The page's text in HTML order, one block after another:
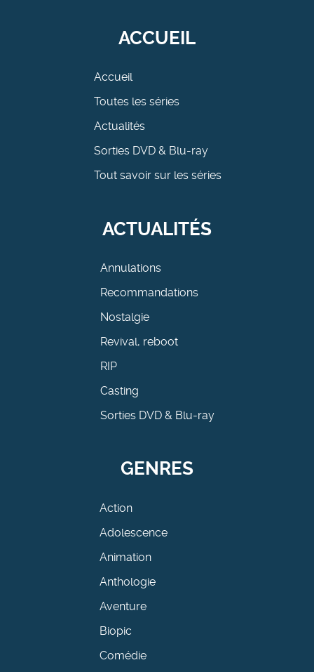
ACCUEIL
Accueil
Toutes les séries
Actualités
Sorties DVD & Blu-ray
Tout savoir sur les séries
ACTUALITÉS
Annulations
Recommandations
Nostalgie
Revival, reboot
RIP
Casting
Sorties DVD & Blu-ray
GENRES
Action
Adolescence
Animation
Anthologie
Aventure
Biopic
Comédie